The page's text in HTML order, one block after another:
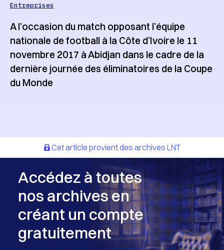
Entreprises
A l’occasion du match opposant l’équipe
nationale de football à la Côte d’Ivoire le 11
novembre 2017 à Abidjan dans le cadre de la
dernière journée des éliminatoires de la Coupe
du Monde
Cet article provient des archives LNT
Accédez à toutes
nos archives en
créant un compte
gratuitement